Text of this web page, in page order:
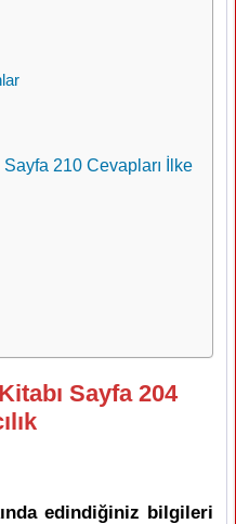
Sayfa 210 Cevapları İlke
Sayfa 204
edindiğiniz bilgileri